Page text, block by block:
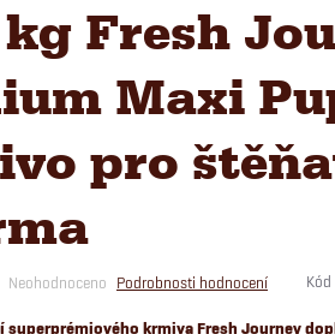
Fresh
Maxi
pro
Neohodnoceno Podrobnosti hodnocení
superprémiového krmiva Fresh Journey